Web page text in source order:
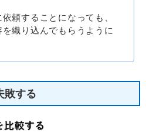
頼することになっても、
織り込んでもらうように
敗する